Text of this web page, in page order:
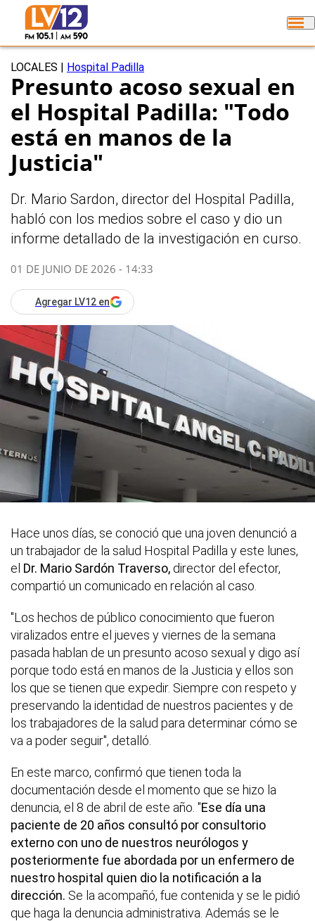
LOCALES Hospital Padilla
Presunto acoso sexual en
el Hospital Padilla: "Todo
está en manos de la
Justicia"
Dr. Mario Sardon, director del Hospital Padilla,
habló con los medios sobre el caso y dio un
informe detallado de la investigación en curso.
01 DE JUNIO DE 2026 - 14:33
Agregar LV12 en
Hace unos días, se conoció que una joven denunció a
un trabajador de la salud Hospital Padilla y este lunes,
el Dr. Mario Sardón Traverso, director del efector,
compartió un comunicado en relación al caso.
"Los hechos de público conocimiento que fueron
viralizados entre el jueves y viernes de la semana
pasada hablan de un presunto acoso sexual y digo así
porque todo está en manos de la Justicia y ellos son
los que se tienen que expedir. Siempre con respeto y
preservando la identidad de nuestros pacientes y de
los trabajadores de la salud para determinar cómo se
va a poder seguir", detalló.
En este marco, confirmó que tienen toda la
documentación desde el momento que se hizo la
denuncia, el 8 de abril de este año. "Ese día una
paciente de 20 años consultó por consultorio
externo con uno de nuestros neurólogos y
posteriormente fue abordada por un enfermero de
nuestro hospital quien dio la notificación a la
dirección. Se la acompañó, fue contenida y se le pidió
que haga la denuncia administrativa. Además se le